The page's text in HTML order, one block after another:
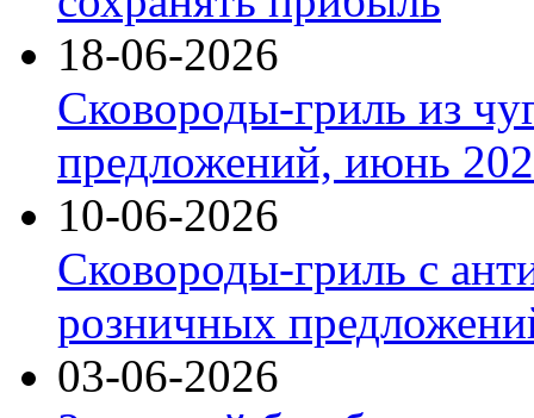
18-06-2026
Сковороды-гриль из
предложений, июнь
10-06-2026
Сковороды-гриль с
розничных
03-06-2026